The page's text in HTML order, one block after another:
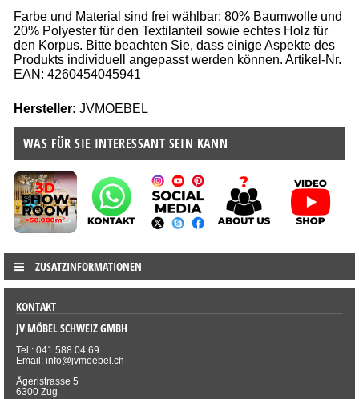
Farbe und Material sind frei wählbar: 80% Baumwolle und
20% Polyester für den Textilanteil sowie echtes Holz für
den Korpus. Bitte beachten Sie, dass einige Aspekte des
Produkts individuell angepasst werden können. Artikel-Nr.
EAN: 4260454045941
Hersteller: JVMOEBEL
WAS FÜR SIE INTERESSANT SEIN KANN
ZUSATZINFORMATIONEN
KONTAKT
JV MÖBEL SCHWEIZ GMBH
Tel.: 041 588 04 69
Email: info@jvmoebel.ch
Ägeristrasse 5
6300 Zug